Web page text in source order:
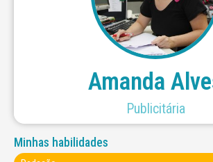
Amanda
Publicitária
Lorem ipsum dolor sit amet,
adipiscing elit. Ut elit tellus,
ullamcorper mattis, pulvinar
leo.Lorem ipsum dolor sit amet,
Minhas habilidades